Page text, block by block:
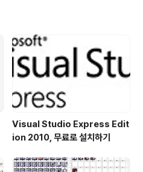
Visual Studio Express Edit
ion 2010, 무료로 설치하기